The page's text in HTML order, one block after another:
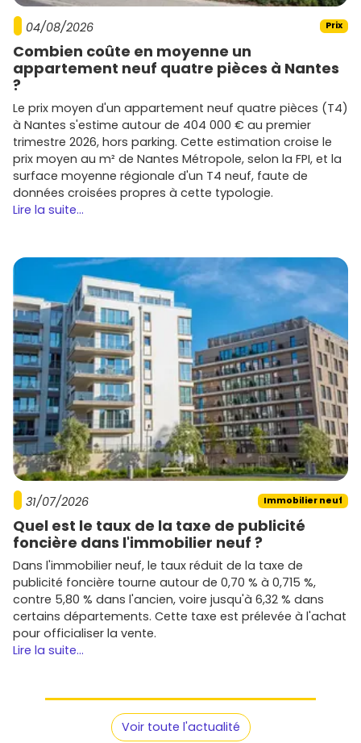
de l'environnement.
Promoteur B :
spécialisé dans les programmes neufs
Promoteur C :un acteur majeur du marché, avec
des projets diversifiés adaptés aux investisseurs et
Promoteur D : réputé pour ses réalisations de qualité
dans les secteurs prisés comme Rodez et Millau.
Acheter un bien immobilier neuf en Aveyron représente
une occasion exceptionnelle de profiter d'un cadre de vie
agréable tout en réalisant un investissement durable. Que
ce soit à Rodez, Millau ou dans des communes en plein
offre en constante évolution, il est crucial de bien choisir
son emplacement et son promoteur pour maximiser son
investissement.
Explore dès maintenant les meilleures opportunités
d'immobilier neuf en Aveyron sur Vivre dans le neuf !
04/08/2026 Prix
Combien coûte en moyenne un
appartement neuf quatre pièces à Nantes
?
Le prix moyen d'un appartement neuf quatre pièces (T4)
à Nantes s'estime autour de 404 000 € au premier
trimestre 2026, hors parking. Cette estimation croise le
prix moyen au m² de Nantes Métropole, selon la FPI, et la
surface moyenne régionale d'un T4 neuf, faute de
données croisées propres à cette typologie.
Lire la suite...
31/07/2026 Immobilier neuf
Quel est le taux de la taxe de publicité
foncière dans l'immobilier neuf ?
Dans l'immobilier neuf, le taux réduit de la taxe de
publicité foncière tourne autour de 0,70 % à 0,715 %,
contre 5,80 % dans l'ancien, voire jusqu'à 6,32 % dans
certains départements. Cette taxe est prélevée à l'achat
pour officialiser la vente.
Lire la suite...
Voir toute l'actualité